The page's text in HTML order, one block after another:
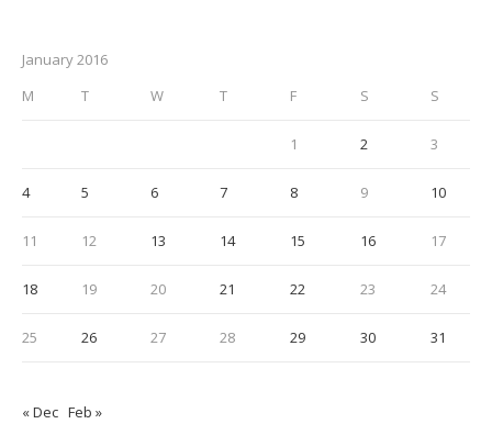
January 2016
M
T W T F S S
1 2 3
4 5 6 7 8 9 10
11 12 13 14 15 16 17
18 19 20 21 22 23 24
25 26 27 28 29 30 31
« Dec Feb »